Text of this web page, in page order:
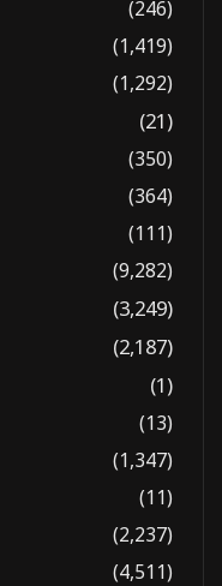
(246)
(1,419)
(1,292)
(21)
(350)
(364)
(111)
(9,282)
(3,249)
(2,187)
(1)
(13)
(1,347)
(11)
(2,237)
(4,511)